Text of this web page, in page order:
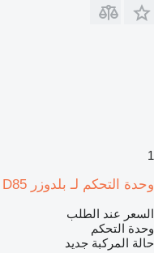
1
وحدة التحكم لـ بلدوزر Komatsu D85
السعر عند الطلب
وحدة التحكم
حالة المركبة جديد